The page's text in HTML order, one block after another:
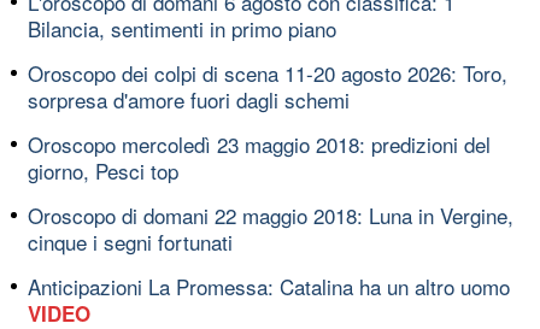
Bilancia, sentimenti in primo piano
Oroscopo dei colpi di scena 11-20 agosto 2026: Toro,
sorpresa d'amore fuori dagli schemi
Oroscopo mercoledì 23 maggio 2018: predizioni del
giorno, Pesci top
Oroscopo di domani 22 maggio 2018: Luna in Vergine,
cinque i segni fortunati
Anticipazioni La Promessa: Catalina ha un altro uomo
VIDEO